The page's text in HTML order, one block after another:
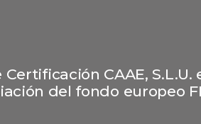
Certificación CAAE,
del fondo europeo